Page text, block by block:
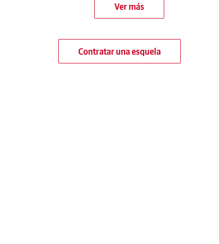
Ver más
Contratar una esquela